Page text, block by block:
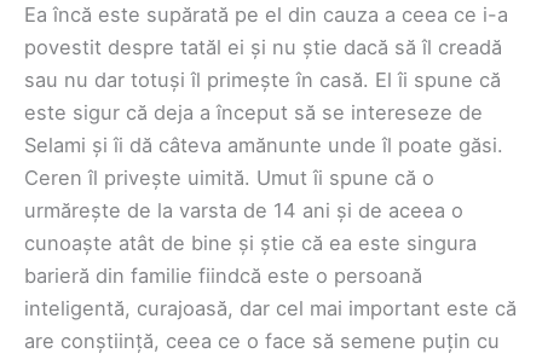
Ea încă este supărată pe el din cauza a ceea ce i-a
povestit despre tatăl ei și nu știe dacă să îl creadă
sau nu dar totuși îl primește în casă. El îi spune că
este sigur că deja a început să se intereseze de
Selami și îi dă câteva amănunte unde îl poate găsi.
Ceren îl privește uimită. Umut îi spune că o
urmărește de la varsta de 14 ani și de aceea o
cunoaște atât de bine și știe că ea este singura
barieră din familie fiindcă este o persoană
inteligentă, curajoasă, dar cel mai important este că
are conștiință, ceea ce o face să semene puțin cu